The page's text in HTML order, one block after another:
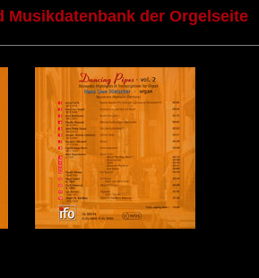
Musikdatenbank der Orgelseite